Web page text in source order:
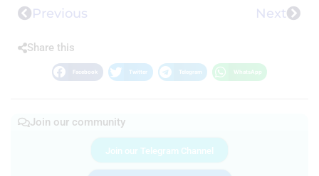
Previous Next
Share this
Facebook Twitter Telegram WhatsApp
Join our community
Join our Telegram Channel